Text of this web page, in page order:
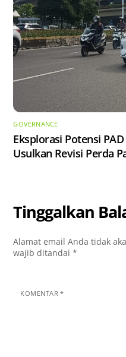
GOVERNANCE
Eksplorasi Potensi
Usulkan Revisi Perda
Tinggalkan
Alamat email Anda tidak
wajib ditandai*
KOMENTAR*